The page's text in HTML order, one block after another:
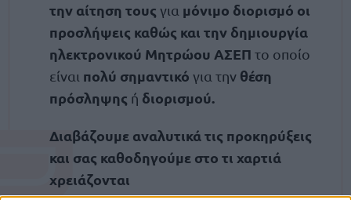
την αίτηση τους για μόνιμο διορισμό οι
προσλήψεις καθώς και την δημιουργία
ηλεκτρονικού Μητρώου ΑΣΕΠ το οποίο
είναι πολύ σημαντικό για την θέση
πρόσληψης ή διορισμού.
Διαβάζουμε αναλυτικά τις προκηρύξεις
και σας καθοδηγούμε στο τι χαρτιά
χρειάζονται